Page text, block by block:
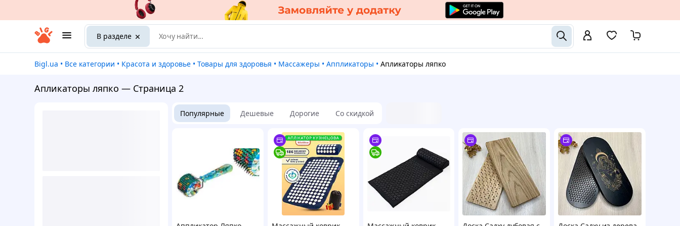
В разделе
Bigl.ua • Все категории • Красота и здоровье • Товары для здоровья • Массажеры • Аппликаторы • Апликаторы ляпко
Апликаторы ляпко — Страница 2
Популярные Дешевые Дорогие Со скидкой